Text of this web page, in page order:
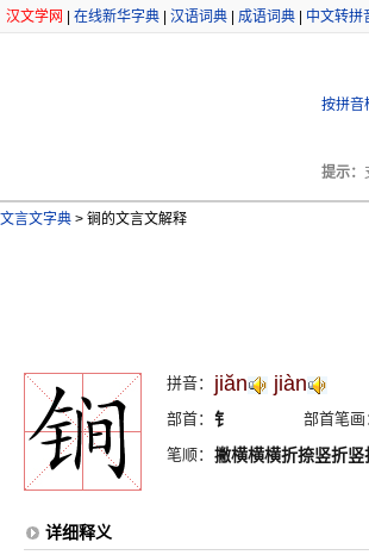
汉文学网 在线新华字典 汉语词典 成语词典 中文转拼
按拼音
提示：
文言文字典 > 锏的文言文解释
拼音： jiăn jiàn
部首： 钅 部首笔画
笔顺： 撇横横横折捺竖折竖
详细释义